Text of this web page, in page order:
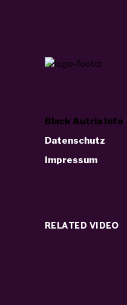
Black Autria Info
Datenschutz
Impressum
RELATED VIDEO